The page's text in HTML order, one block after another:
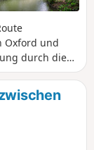
Oxford und
durch die
Parkanlagen
verbindet.
und die
der Bow